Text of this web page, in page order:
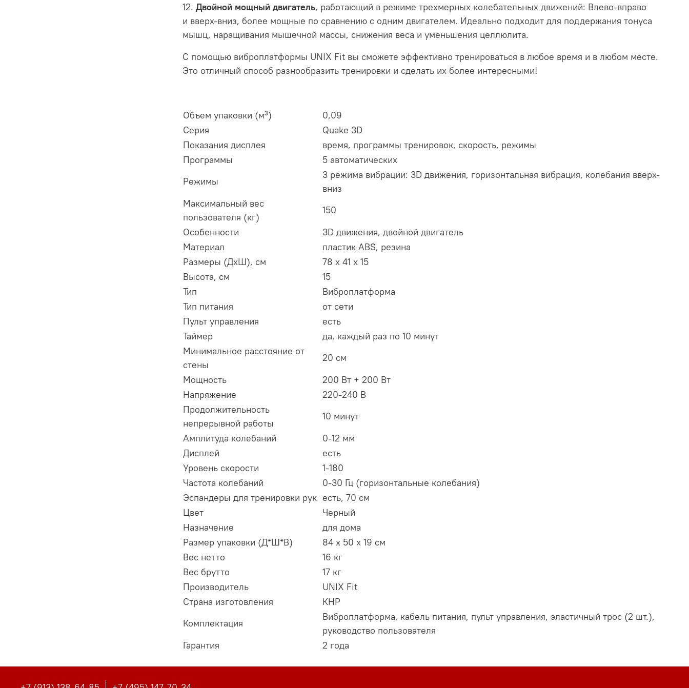
12. Двойной мощный двигатель, работающий в режиме трехмерных колебательных движений: Влево-вправо
и вверх-вниз, более мощные по сравнению с одним двигателем. Идеально подходит для поддержания тонуса
мышц, наращивания мышечной массы, снижения веса и уменьшения целлюлита.
С помощью виброплатформы UNIX Fit вы сможете эффективно тренироваться в любое время и в любом месте.
Это отличный способ разнообразить тренировки и сделать их более интересными!
Объем упаковки (м³)
0,09
Серия
Quake 3D
Показания дисплея
время, программы тренировок, скорость, режимы
Программы
5 автоматических
Режимы
3 режима вибрации: 3D движения, горизонтальная вибрация, колебания вверх-
вниз
Максимальный вес
пользователя (кг)
150
Особенности
3D движения, двойной двигатель
Материал
пластик ABS, резина
Размеры (ДхШ), см
78 х 41 х 15
Высота, см
15
Тип
Виброплатформа
Тип питания
от сети
Пульт управления
есть
Таймер
да, каждый раз по 10 минут
Минимальное расстояние от
стены
20 см
Мощность
200 Вт + 200 Вт
Напряжение
220-240 В
Продолжительность
непрерывной работы
10 минут
Амплитуда колебаний
0-12 мм
Дисплей
есть
Уровень скорости
1-180
Частота колебаний
0-30 Гц (горизонтальные колебания)
Эспандеры для тренировки рук есть, 70 см
Цвет
Черный
Назначение
для дома
Размер упаковки (Д*Ш*В)
84 х 50 х 19 см
Вес нетто
16 кг
Вес брутто
17 кг
Производитель
UNIX Fit
Страна изготовления
КНР
Комплектация
Виброплатформа, кабель питания, пульт управления, эластичный трос (2 шт.),
руководство пользователя
Гарантия
2 года